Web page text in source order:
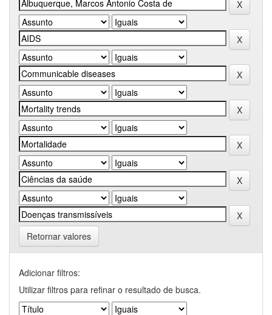
Retornar valores
Adicionar filtros:
Utilizar filtros para refinar o resultado de busca.